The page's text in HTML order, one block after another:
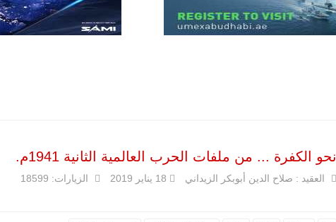
مالي رُصدت
طائرة أوريون
بدون طيار فوق
نحو الكفرة ... من ملفات الحرب العالمية الثانية 1941م.
العقيد : صلاح الدين أبوبكر الزيداني 18 يناير 2019 الزيارات: 18599